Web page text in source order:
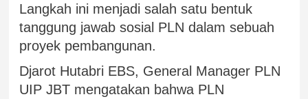
Langkah ini menjadi salah satu bentuk
tanggung jawab sosial PLN dalam sebuah
proyek pembangunan.
Djarot Hutabri EBS, General Manager PLN
UIP JBT mengatakan bahwa PLN